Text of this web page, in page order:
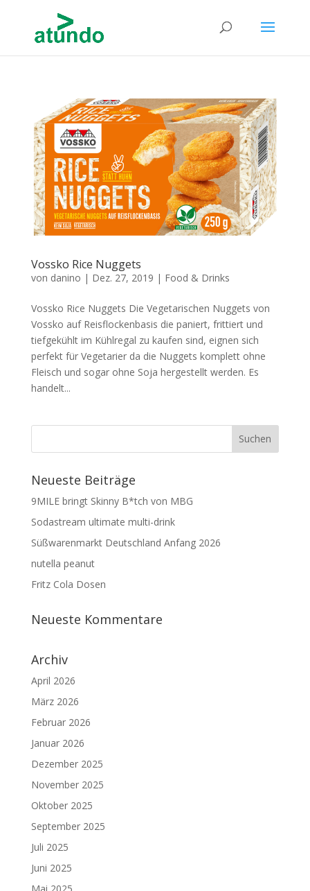
Vossko Rice Nuggets
von danino | Dez. 27, 2019 | Food & Drinks
Vossko Rice Nuggets Die Vegetarischen Nuggets von
Vossko auf Reisflockenbasis die paniert, frittiert und
tiefgekühlt im Kühlregal zu kaufen sind, eignen sich
perfekt für Vegetarier da die Nuggets komplett ohne
Fleisch und sogar ohne Soja hergestellt werden. Es
handelt...
Neueste Beiträge
9MILE bringt Skinny B*tch von MBG
Sodastream ultimate multi-drink
Süßwarenmarkt Deutschland Anfang 2026
nutella peanut
Fritz Cola Dosen
Neueste Kommentare
Archiv
April 2026
März 2026
Februar 2026
Januar 2026
Dezember 2025
November 2025
Oktober 2025
September 2025
Juli 2025
Juni 2025
Mai 2025